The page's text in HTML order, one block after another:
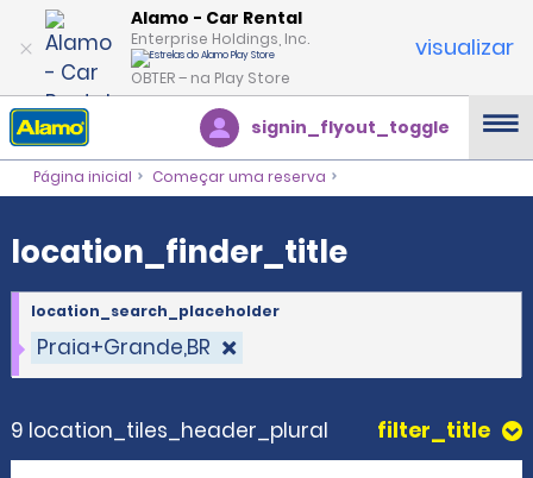
location_finder_titleAlamo - Car Rental
Enterprise Holdings, Inc.
OBTER – na Play Store
visualizar
signin_flyout_toggle
Página inicial Começar uma reserva
location_finder_title
Praia+Grande,BR
location_search_placeholder
9 location_tiles_header_plural filter_title